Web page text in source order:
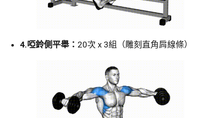
4.啞鈴側平舉： 20次 x 3組（雕刻直角肩線條）